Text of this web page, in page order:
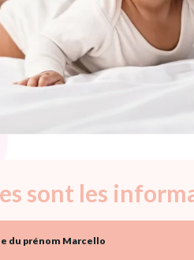
sont les
du prénom Marcello